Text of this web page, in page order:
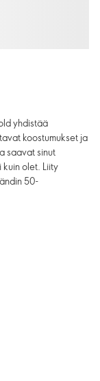
yhdistää
koostumukset ja
saavat sinut
olet. Liity
50-